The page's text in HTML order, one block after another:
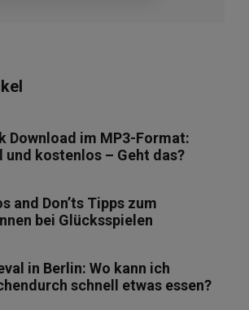
Download im MP3-Format:
und kostenlos – Geht das?
and Don’ts Tipps zum
bei Glücksspielen
in Berlin: Wo kann ich
schnell etwas essen?